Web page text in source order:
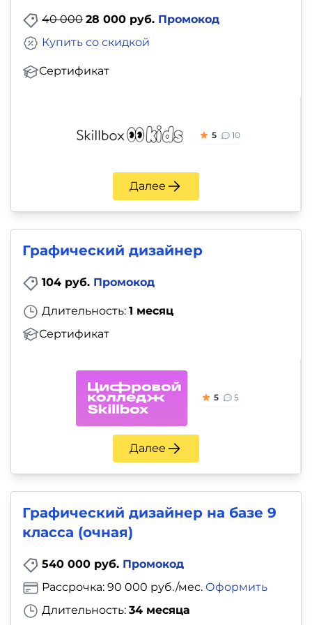
40 000 28 000 руб. Промокод
Сертификат
Купить со скидкой
5 10
Далее
Графический дизайнер
104 руб. Промокод
Длительность: 1 месяц
Сертификат
5 5
Далее
Графический дизайнер на базе 9
класса (очная)
540 000 руб. Промокод
Длительность: 34 месяца
Рассрочка: 90 000 руб./мес. Оформить